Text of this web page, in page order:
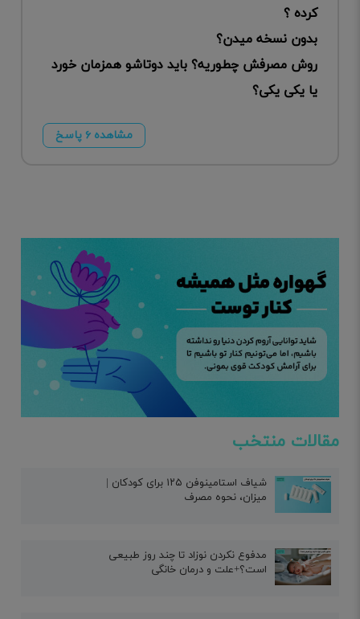
کرده ؟
بدون نسخه میدن؟
روش مصرفش چطوریه؟ باید دوتاشو همزمان خورد
یا یکی یکی؟
مشاهده ۶ پاسخ
مقالات منتخب
شیاف استامینوفن ۱۲۵ برای کودکان |
میزان، نحوه مصرف
مدفوع نکردن نوزاد تا چند روز طبیعی
است؟+علت و درمان خانگی